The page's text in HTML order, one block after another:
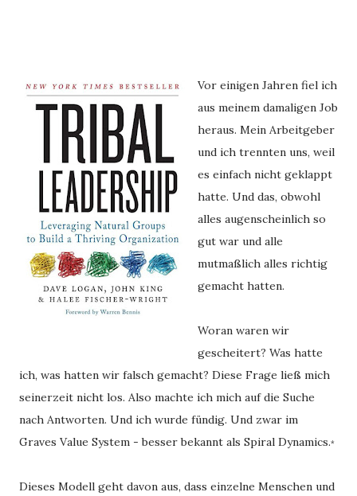
Vor einigen Jahren fiel ich
aus meinem damaligen Job
heraus. Mein Arbeitgeber
und ich trennten uns, weil
es einfach nicht geklappt
hatte. Und das, obwohl
alles augenscheinlich so
gut war und alle
mutmaßlich alles richtig
gemacht hatten.
Woran waren wir
gescheitert? Was hatte
ich, was hatten wir falsch gemacht? Diese Frage ließ mich
seinerzeit nicht los. Also machte ich mich auf die Suche
nach Antworten. Und ich wurde fündig. Und zwar im
Graves Value System - besser bekannt als Spiral Dynamics.*
Dieses Modell geht davon aus, dass einzelne Menschen und